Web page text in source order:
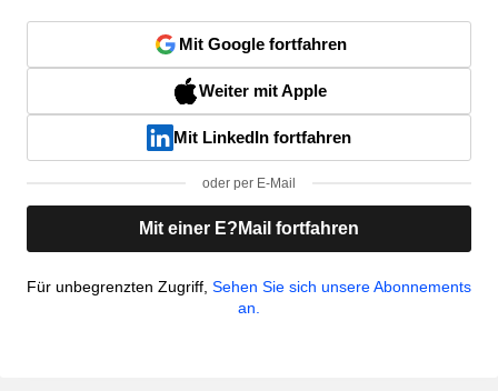
Mit Google fortfahren
Weiter mit Apple
Mit LinkedIn fortfahren
oder per E-Mail
Mit einer E?Mail fortfahren
Für unbegrenzten Zugriff, Sehen Sie sich unsere Abonnements
an.